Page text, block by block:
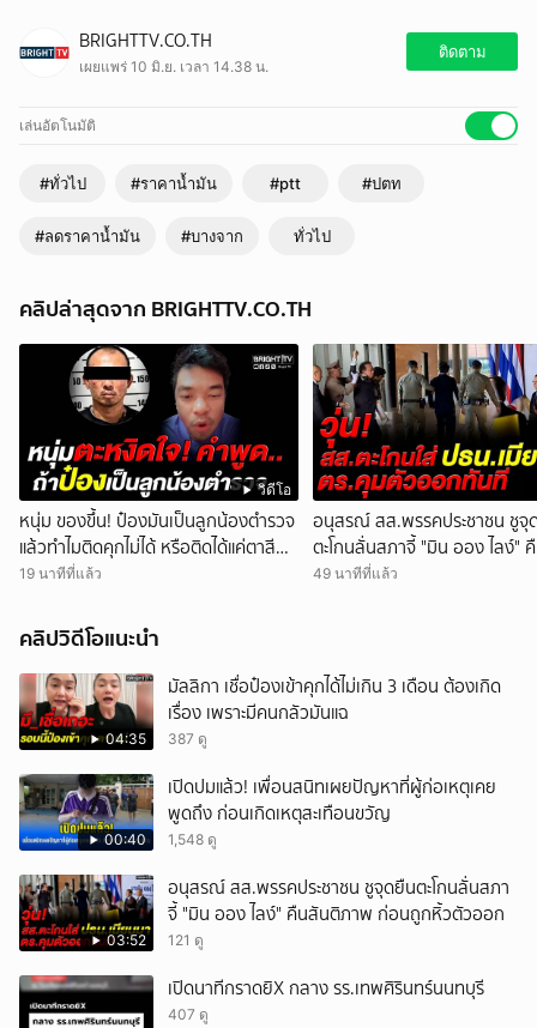
BRIGHTTV.CO.TH
เผยแพร่ 10 มิ.ย. เวลา 14.38 น.
ติดตาม
เล่นอัตโนมัติ
#ทั่วไป #ราคาน้ำมัน #ptt #ปตท
#ลดราคาน้ำมัน #บางจาก ทั่วไป
คลิปล่าสุดจาก BRIGHTTV.CO.TH
วิดีโอ
หนุ่ม ของขึ้น! ป๋องมันเป็นลูกน้องตำรวจ
แล้วทำไมติดคุกไม่ได้ หรือติดได้แค่ตาสีตา
สา คนจน
19 นาทีที่แล้ว
อนุสรณ์ สส.พรรคประชาชน ชูจุ
ตะโกนลั่นสภาจี้ "มิน ออง ไลง์"
สันติภาพ ก่อนถูกหิ้วตัวออก
49 นาทีที่แล้ว
คลิปวิดีโอแนะนำ
04:35
มัลลิกา เชื่อป๋องเข้าคุกได้ไม่เกิน 3 เดือน ต้องเกิด
เรื่อง เพราะมีคนกลัวมันแฉ
387 ดู
00:40
เปิดปมแล้ว! เพื่อนสนิทเผยปัญหาที่ผู้ก่อเหตุเคย
พูดถึง ก่อนเกิดเหตุสะเทือนขวัญ
1,548 ดู
03:52
อนุสรณ์ สส.พรรคประชาชน ชูจุดยืนตะโกนลั่นสภา
จี้ "มิน ออง ไลง์" คืนสันติภาพ ก่อนถูกหิ้วตัวออก
121 ดู
เปิดนาทีกราดยิX กลาง รร.เทพศิรินทร์นนทบุรี
407 ดู